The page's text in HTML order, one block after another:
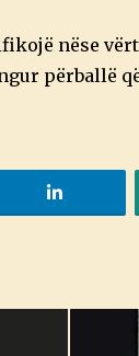
nëse
përballë